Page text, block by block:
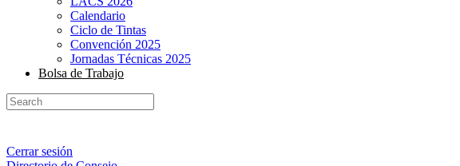
Calendario
Ciclo de Tintas
Convención 2025
Jornadas Técnicas 2025
Bolsa de Trabajo
Cerrar sesión